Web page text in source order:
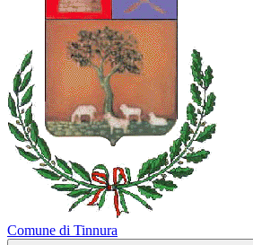
Comune di Tinnura